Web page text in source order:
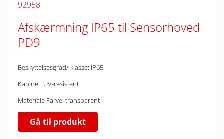
92958
Afskærmning IP65 til Sensorhoved
PD9
Beskyttelsesgrad/-klasse: IP65
Kabinet: UV-resistent
Materiale Farve: transparent
Gå til produkt